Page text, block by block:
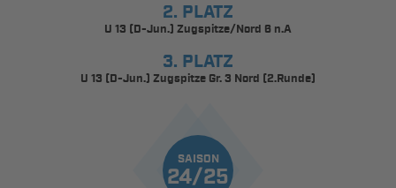
2. PLATZ
U 13 (D-Jun.) Zugspitze/Nord 6 n.A
3. PLATZ
U 13 (D-Jun.) Zugspitze Gr. 3 Nord (2.Runde)
SAISON
24/25